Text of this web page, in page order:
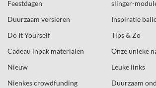
Feestdagen
Duurzaam versieren
Do It Yourself
Cadeau inpak materialen
Nieuw
Nienkes crowdfunding
slinger-
Inspiratie
Tips & Zo
Onze unieke
Leuke links
Duurzaam